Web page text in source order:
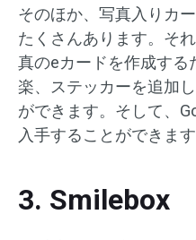
そのほか、写真入りカ
たくさんあります。そ
真のeカードを作成する
楽、ステッカーを追加
ができます。そして、
入手することができます
3. Smilebox